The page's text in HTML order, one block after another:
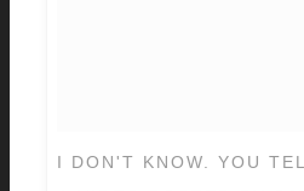
I DON'T KNOW. YOU